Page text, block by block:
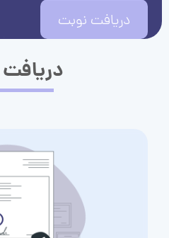
دریافت نوبت
دریافت